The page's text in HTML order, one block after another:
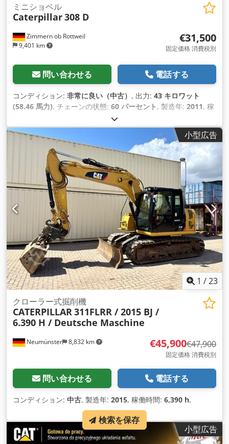
Zimmern ob Rottweil
9,401 km
ミニショベル
Caterpillar308 D
€31,500
固定価格 消費税別
問い合わせる 電話する
コンディション: 非常に良い（中古） , 出力: 43 キロワット
(58.46 馬力), チェーンの状態: 60 パーセント , 製造年: 2011, 稼
エアコン, ゴムクローラー
小型広告
1 /23
Neumünster 8,832 km
クローラー式掘削機
CATERPILLAR311FLRR / 2015 BJ /
6.390 H / Deutsche Maschine
€45,900€47,900
固定価格 消費税別
問い合わせる 電話する
コンディション: 中古, 製造年: 2015, 稼働時間: 6,390 h,
小型広告
検索を保存